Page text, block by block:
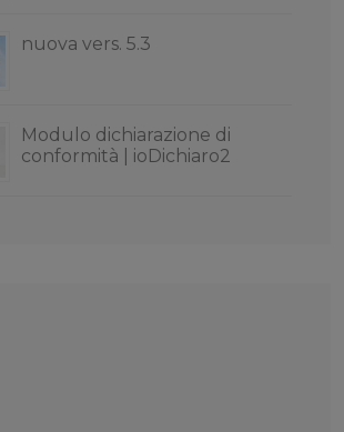
nuova vers. 5.3
Modulo dichiarazione di
conformità | ioDichiaro2